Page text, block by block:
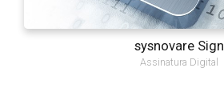
sysnovare Sign
Assinatura Digital